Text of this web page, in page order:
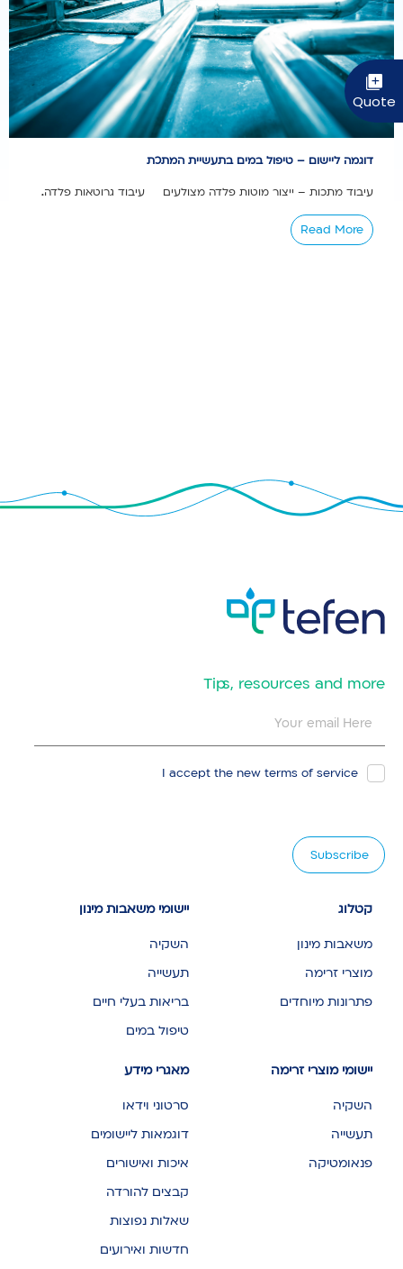
דוגמה ליישום – טיפול במים בתעשיית המתכת
עיבוד מתכות – ייצור מוטות פלדה מצולעים עיבוד גרוטאות פלדה...
Read More
​Tips, resources and more
I accept the new terms of service
קטלוג
משאבות מינון
מוצרי זרימה
פתרונות מיוחדים
יישומי משאבות מינון
השקיה
תעשייה
בריאות בעלי חיים
טיפול במים
יישומי מוצרי זרימה
השקיה
תעשייה
פנאומטיקה
מאגרי מידע
סרטוני וידאו
דוגמאות ליישומים
איכות ואישורים
קבצים להורדה
שאלות נפוצות
חדשות ואירועים